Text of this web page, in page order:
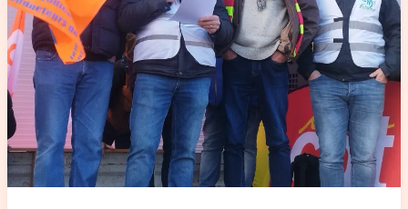
2025
à
Caen
contre
l’ouverture
la
concurrence
Normandie.